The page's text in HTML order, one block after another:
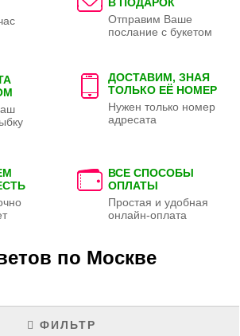
Отправим Ваше
послание с букетом
ДОСТАВИМ, ЗНАЯ
ТОЛЬКО ЕЁ НОМЕР
Нужен только номер
адресата
ВСЕ СПОСОБЫ
ОПЛАТЫ
Простая и удобная
онлайн-оплата
по Москве
ФИЛЬТР